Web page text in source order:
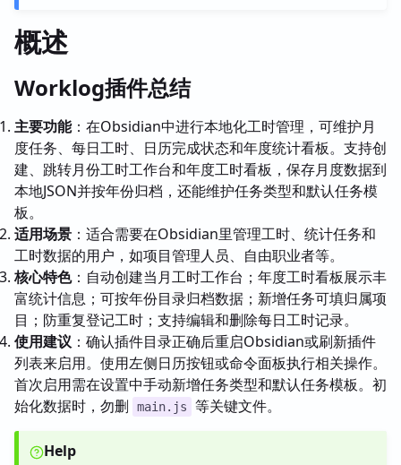
概述
Worklog插件总结
主要功能：在Obsidian中进行本地化工时管理，可维护月
度任务、每日工时、日历完成状态和年度统计看板。支持创
建、跳转月份工时工作台和年度工时看板，保存月度数据到
本地JSON并按年份归档，还能维护任务类型和默认任务模
板。
适用场景 ：适合需要在Obsidian里管理工时、统计任务和
工时数据的用户，如项目管理人员、自由职业者等。
核心特色：自动创建当月工时工作台；年度工时看板展示丰
富统计信息；可按年份目录归档数据；新增任务可填归属项
目；防重复登记工时；支持编辑和删除每日工时记录。
使用建议 ：确认插件目录正确后重启Obsidian或刷新插件
列表来启用。使用左侧日历按钮或命令面板执行相关操作。
首次启用需在设置中手动新增任务类型和默认任务模板。初
始化数据时，勿删
main.js 等关键文件。
Help